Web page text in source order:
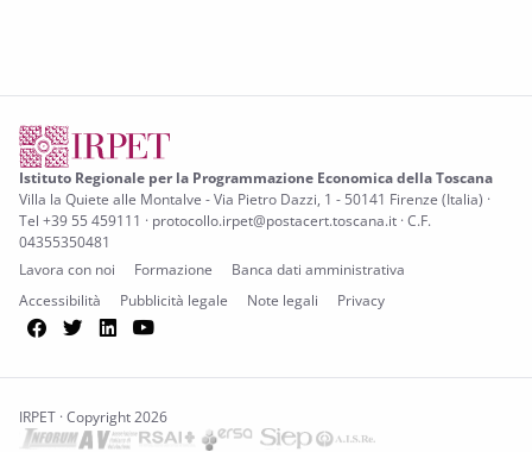
Istituto Regionale per la Programmazione Economica della Toscana
Villa la Quiete alle Montalve - Via Pietro Dazzi, 1 - 50141 Firenze (Italia) ·
Tel +39 55 459111 · protocollo.irpet@postacert.toscana.it · C.F.
04355350481
Lavora con noi
Formazione
Banca dati amministrativa
Accessibilità
Pubblicità legale Note legali Privacy
Facebook
TwitterLinkedIn
IRPET · Copyright 2026